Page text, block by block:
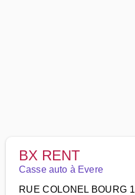
BX RENT
Casse auto à Evere
RUE COLONEL BOURG